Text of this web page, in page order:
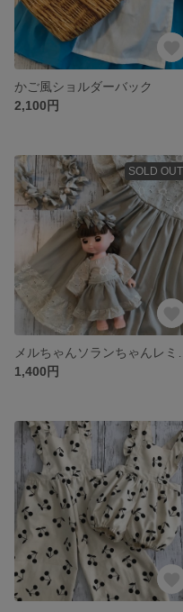
かご風ショルダーバック
2,100円
SOLD OUT
1,400円